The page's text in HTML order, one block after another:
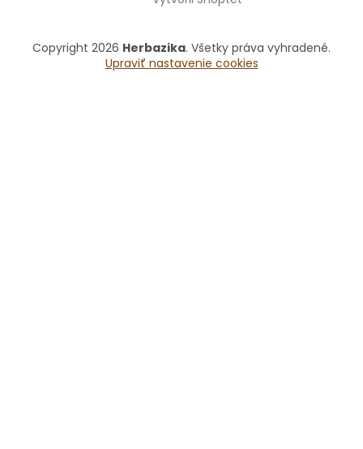
Copyright 2026 Herbazika. Všetky práva vyhradené.
Upraviť nastavenie cookies